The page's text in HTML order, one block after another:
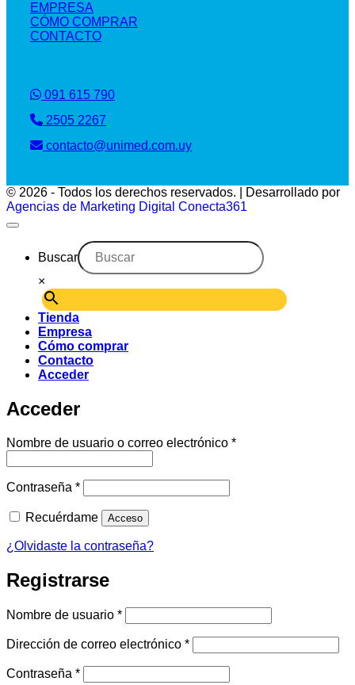
EMPRESA
CÓMO COMPRAR
CONTACTO
091 615 790
2505 2267
contacto@unimed.com.uy
© 2026 - Todos los derechos reservados. | Desarrollado por
Agencias de Marketing Digital Conecta361
Buscar
×
Tienda
Empresa
Cómo comprar
Contacto
Acceder
Acceder
Nombre de usuario o correo electrónico *Obligatorio
Contraseña *Obligatorio
Recuérdame Acceso
¿Olvidaste la contraseña?
Registrarse
Nombre de usuario *Obligatorio
Dirección de correo electrónico *Obligatorio
Contraseña *Obligatorio